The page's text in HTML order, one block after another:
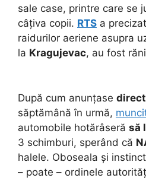
sale case, printre care se
câțiva copii. RTS a
raidurilor aeriene asupra
la Kragujevac, au fost
După cum anunțase
săptămână în urmă,
automobile hotărâseră să
3 schimburi, sperând că
halele. Oboseala și
– poate – ordinele